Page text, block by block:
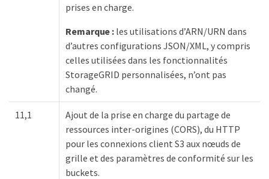
prises en charge.
Remarque : les utilisations d’ARN/URN dans
d’autres configurations JSON/XML, y compris
celles utilisées dans les fonctionnalités
StorageGRID personnalisées, n’ont pas
changé.
11,1
Ajout de la prise en charge du partage de
ressources inter-origines (CORS), du HTTP
pour les connexions client S3 aux nœuds de
grille et des paramètres de conformité sur les
buckets.